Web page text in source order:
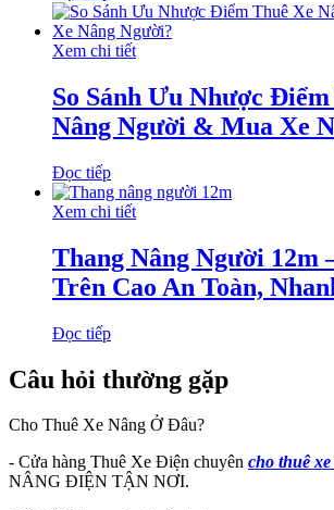
Xem chi tiết
So Sánh Ưu Nhược
Nâng Người & Mua Xe
Đọc tiếp
Xem chi tiết
Thang Nâng Người 12m
Trên Cao An Toàn,
Đọc tiếp
Câu hỏi thường gặp
Cho Thuê Xe Nâng Ở Đâu?
- Cửa hàng Thuê Xe Điện chuyên cho thuê
NÂNG ĐIỆN TẬN NƠI.